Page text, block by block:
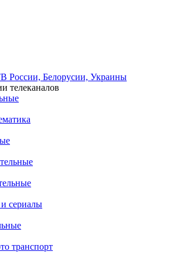
России, Белорусии, Украины
телеканалов
сериалы
транспорт